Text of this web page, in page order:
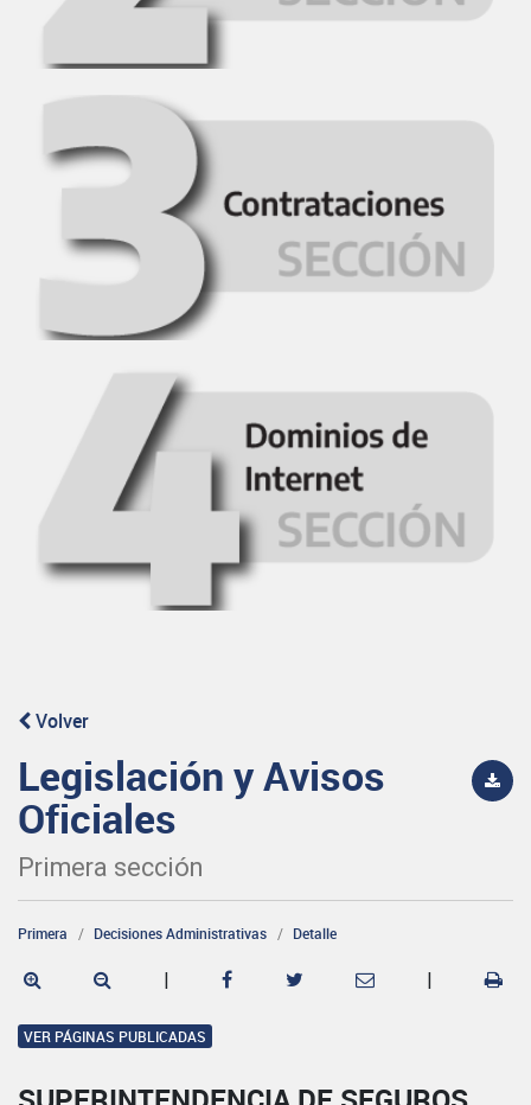
Volver
Legislación y Avisos
Oficiales
Primera sección
Primera Decisiones Administrativas Detalle
| |
VER PÁGINAS PUBLICADAS